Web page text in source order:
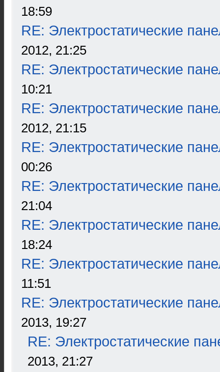
18:59
RE: Электростатические
2012, 21:25
RE: Электростатические
10:21
RE: Электростатические
2012, 21:15
RE: Электростатические
00:26
RE: Электростатические
21:04
RE: Электростатические
18:24
RE: Электростатические
11:51
RE: Электростатические
2013, 19:27
RE: Электростатические
2013, 21:27